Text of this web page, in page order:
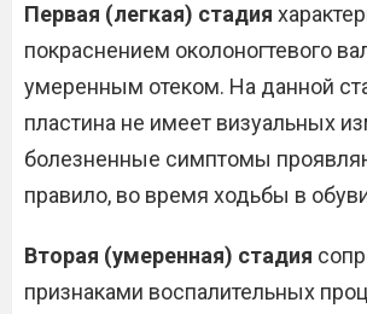
Первая (легкая) стадия
покраснением околоногтевого
умеренным отеком. На данной
пластина не имеет визуальных
болезненные симптомы
правило, во время ходьбы в
Вторая (умеренная) стадия
признаками воспалительных